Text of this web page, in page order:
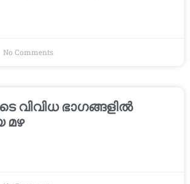
No Comments
വിവിധ ഭാഗങ്ങളിൽ
മഴ